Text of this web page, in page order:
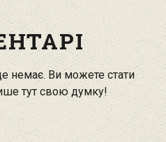
немає. Ви можете стати
тут свою думку!